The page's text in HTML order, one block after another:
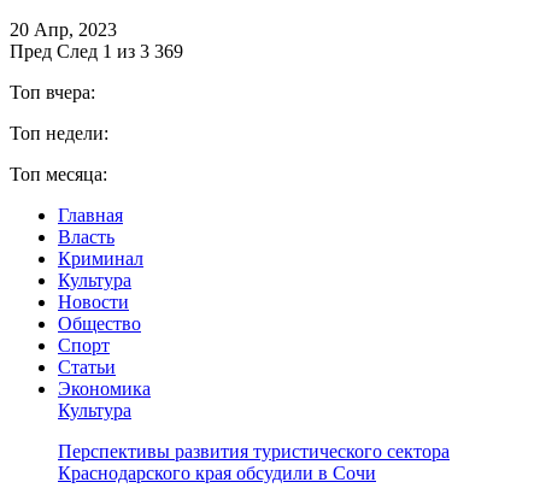
20 Апр, 2023
Пред След 1 из 3 369
Топ вчера:
Топ недели:
Топ месяца:
Главная
Власть
Криминал
Культура
Новости
Общество
Спорт
Статьи
Экономика
Культура
Перспективы развития туристического сектора
Краснодарского края обсудили в Сочи